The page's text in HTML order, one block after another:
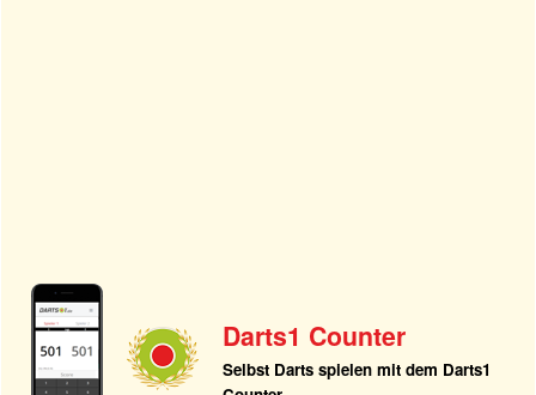
Darts1 Counter
Selbst Darts spielen mit dem Darts1